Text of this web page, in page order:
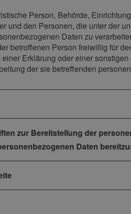
Person, Behörde,
und den Personen, die unter der
Daten zu
betroffenen Person freiwillig für
Erklärung oder einer
der sie betreffenden
zur Bereitstellung der
Daten